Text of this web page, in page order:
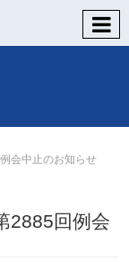
会中止のお知らせ
2885回例会